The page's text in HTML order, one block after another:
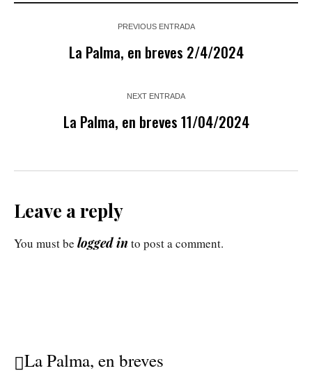
PREVIOUS ENTRADA
La Palma, en breves 2/4/2024
NEXT ENTRADA
La Palma, en breves 11/04/2024
Leave a reply
You must be logged in to post a comment.
La Palma, en breves